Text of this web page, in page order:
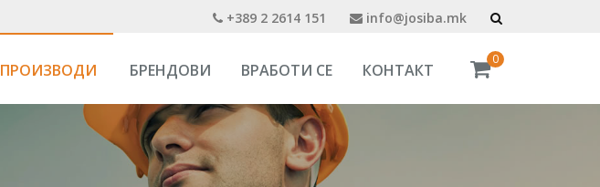
+389 2 2614 151 info@josiba.mk
0
ПРОИЗВОДИ БРЕНДОВИ ВРАБОТИ СЕ КОНТАКТ